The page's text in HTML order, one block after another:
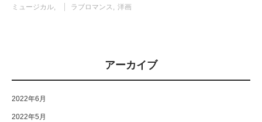
ミュージカル ラブロマンス 洋画
アーカイブ
2022年6月
2022年5月